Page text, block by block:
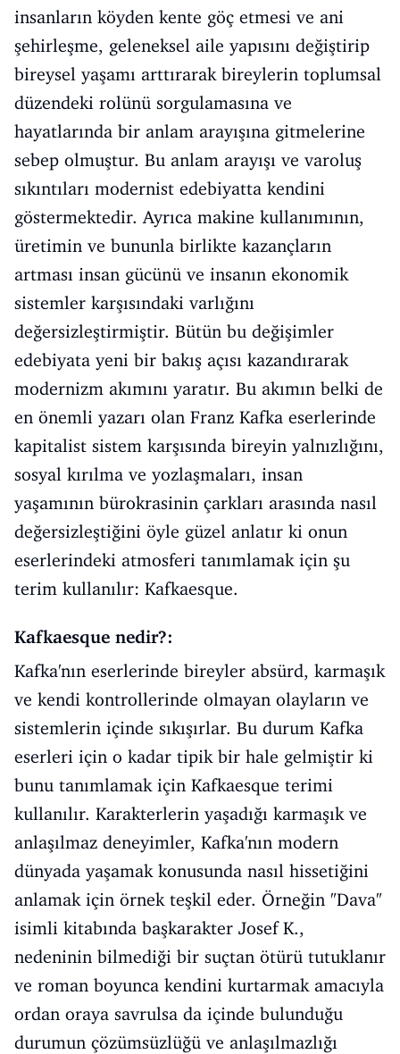
insanların köyden kente göç etmesi ve ani
şehirleşme, geleneksel aile yapısını değiştirip
bireysel yaşamı arttırarak bireylerin toplumsal
düzendeki rolünü sorgulamasına ve
hayatlarında bir anlam arayışına gitmelerine
sebep olmuştur. Bu anlam arayışı ve varoluş
sıkıntıları modernist edebiyatta kendini
göstermektedir. Ayrıca makine kullanımının,
üretimin ve bununla birlikte kazançların
artması insan gücünü ve insanın ekonomik
sistemler karşısındaki varlığını
değersizleştirmiştir. Bütün bu değişimler
edebiyata yeni bir bakış açısı kazandırarak
modernizm akımını yaratır. Bu akımın belki de
en önemli yazarı olan Franz Kafka eserlerinde
kapitalist sistem karşısında bireyin yalnızlığını,
sosyal kırılma ve yozlaşmaları, insan
yaşamının bürokrasinin çarkları arasında nasıl
değersizleştiğini öyle güzel anlatır ki onun
eserlerindeki atmosferi tanımlamak için şu
terim kullanılır: Kafkaesque.
Kafkaesque nedir?:
Kafka'nın eserlerinde bireyler absürd, karmaşık
ve kendi kontrollerinde olmayan olayların ve
sistemlerin içinde sıkışırlar. Bu durum Kafka
eserleri için o kadar tipik bir hale gelmiştir ki
bunu tanımlamak için Kafkaesque terimi
kullanılır. Karakterlerin yaşadığı karmaşık ve
anlaşılmaz deneyimler, Kafka'nın modern
dünyada yaşamak konusunda nasıl hissetiğini
anlamak için örnek teşkil eder. Örneğin "Dava"
isimli kitabında başkarakter Josef K.,
nedeninin bilmediği bir suçtan ötürü tutuklanır
ve roman boyunca kendini kurtarmak amacıyla
ordan oraya savrulsa da içinde bulunduğu
durumun çözümsüzlüğü ve anlaşılmazlığı